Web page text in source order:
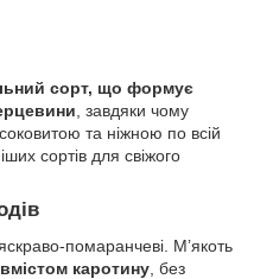
сорт, що формує
, завдяки чому
та ніжною по всій
сортів для свіжого
помаранчеві. М’якоть
каротину , без